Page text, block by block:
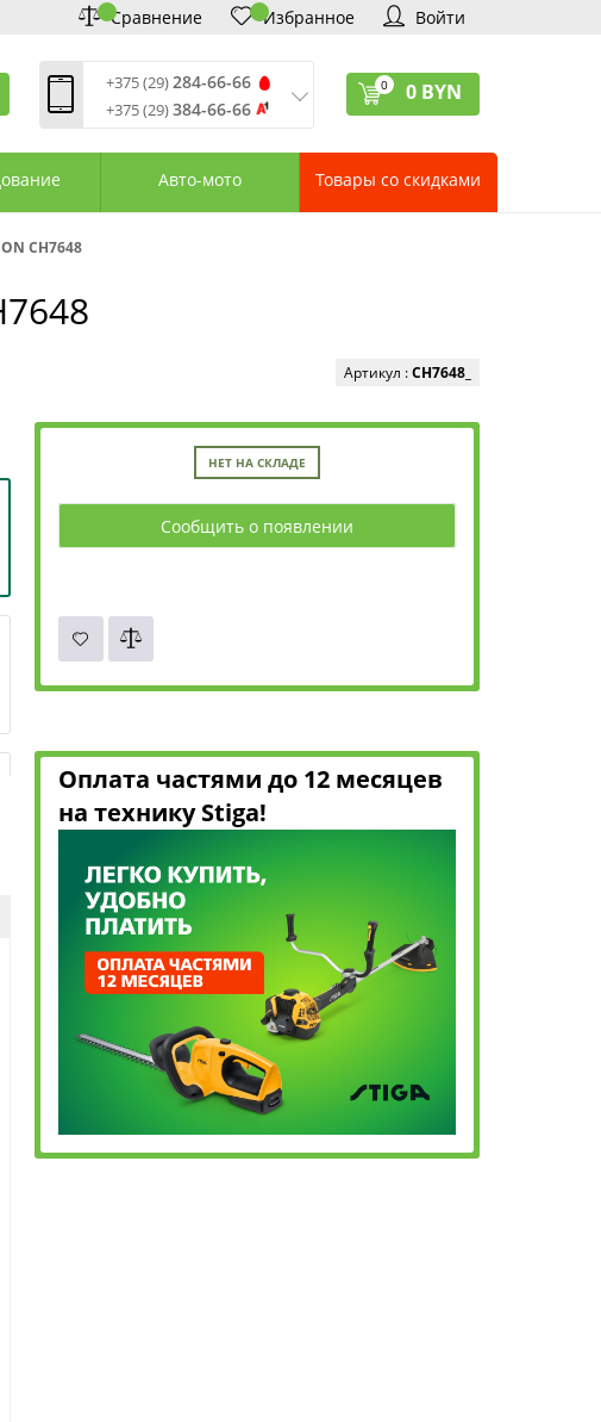
Сравнение Избранное Войти
+375 (29)284-66-66
+375 (29)384-66-66
Сб: 10:00—18:00
+375 (17) 388-66-33
Магазины «Удачник»
0 0 BYN
Авто-мото Товары со скидками
CH7648
Артикул :CH7648_
НЕТ НА СКЛАДЕ
Сообщить о появлении
Оплата частями до 12 месяцев
на технику Stiga!